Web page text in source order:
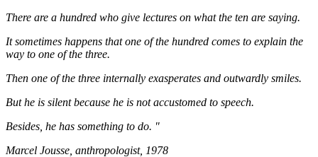
There are a hundred who give lectures on what the ten are saying.
It sometimes happens that one of the hundred comes to explain the
way to one of the three.
Then one of the three internally exasperates and outwardly smiles.
But he is silent because he is not accustomed to speech.
Besides, he has something to do. "
Marcel Jousse, anthropologist, 1978